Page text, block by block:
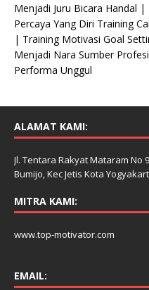
Menjadi Juru Bicara Handal
Percaya Yang Diri Training
| Training Motivasi Goal
Menjadi Nara Sumber
Performa Unggul
ALAMAT KAMI:
Jl. Tentara Rakyat Mataram No
Bumijo, Kec Jetis Kota
MITRA KAMI:
www.top-motivator.com
EMAIL: